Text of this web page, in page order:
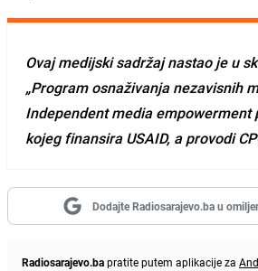
Ovaj medijski sadržaj nastao je u
„Program osnaživanja nezavisnih
Independent media empowerment
kojeg finansira USAID, a provodi
Dodajte Radiosarajevo.ba u
Radiosarajevo.bapratite putem aplikacije za